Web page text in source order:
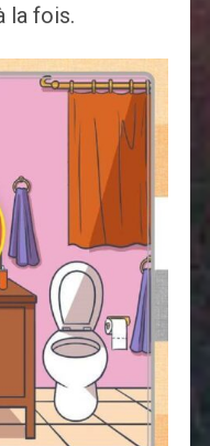
la fois.